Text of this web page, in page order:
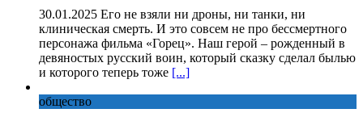
30.01.2025 Его не взяли ни дроны, ни танки, ни
клиническая смерть. И это совсем не про бессмертного
персонажа фильма «Горец». Наш герой – рожденный в
девяностых русский воин, который сказку сделал былью
и которого теперь тоже [...]
общество